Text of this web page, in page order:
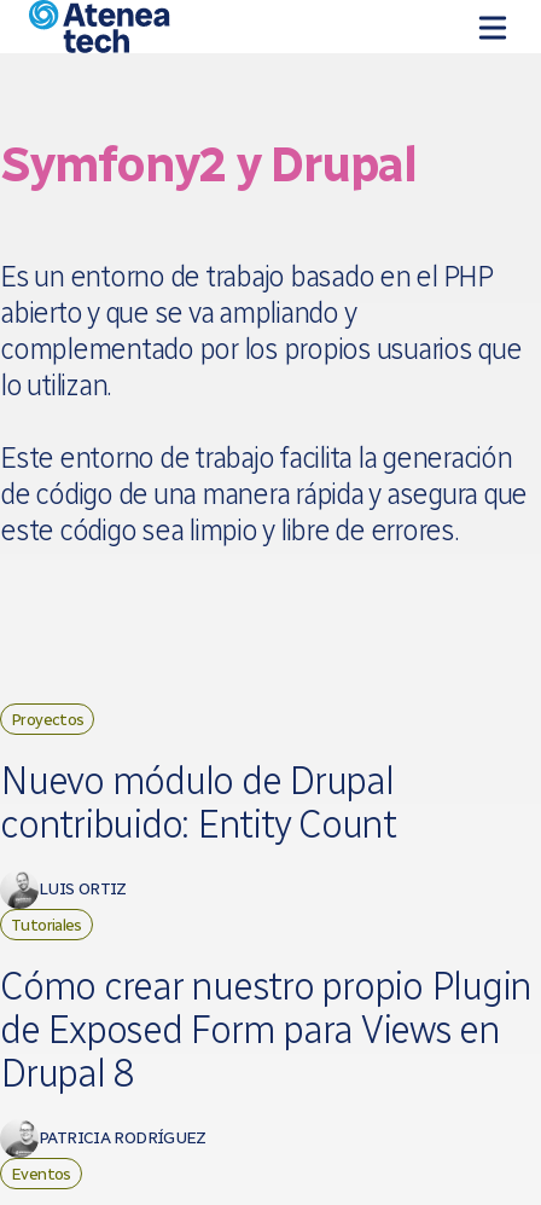
Pasar al contenido principal
Symfony2 y Drupal
Es un entorno de trabajo basado en el PHP
abierto y que se va ampliando y
complementado por los propios usuarios que
lo utilizan.
Este entorno de trabajo facilita la generación
de código de una manera rápida y asegura que
este código sea limpio y libre de errores.
Proyectos
Nuevo módulo de Drupal
contribuido: Entity Count
LUIS ORTIZ
Tutoriales
Cómo crear nuestro propio Plugin
de Exposed Form para Views en
Drupal 8
PATRICIA RODRÍGUEZ
Eventos